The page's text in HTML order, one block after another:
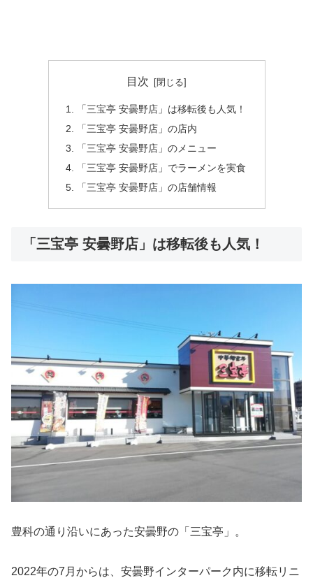
目次
「三宝亭 安曇野店」は移転後も人気！
「三宝亭 安曇野店」の店内
「三宝亭 安曇野店」のメニュー
「三宝亭 安曇野店」でラーメンを実食
「三宝亭 安曇野店」の店舗情報
「三宝亭 安曇野店」は移転後も人気！
豊科の通り沿いにあった安曇野の「三宝亭」。
2022年の7月からは、安曇野インターパーク内に移転リニ